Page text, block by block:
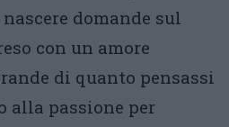
domande sul
con un amore
di quanto pensassi
alla passione per